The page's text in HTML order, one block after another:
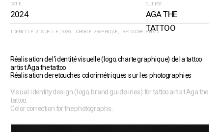
DATE
2024
IDENTITÉ VISUELLE,LOGO, CHARTE GRAPHIQUE, RETOUCHE PHOTO
CLIENT
AGA THE
TATTOO
Réalisation de l'identité visuelle (logo, charte graphique) de la tattoo
artist Aga the tattoo
Réalisation de retouches colorimétriques sur les photographies
Visual identity design (logo, brand guidelines) for tattoo artist Aga the
tattoo.
Color correction for the photographs.